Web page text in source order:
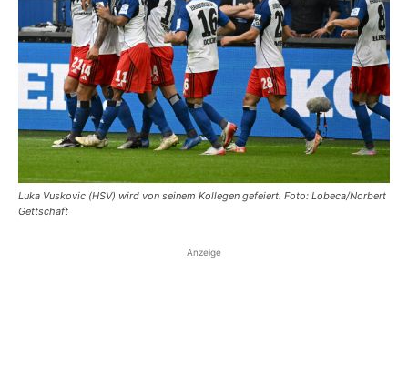
Luka Vuskovic (HSV) wird von seinem Kollegen gefeiert. Foto: Lobeca/Norbert
Gettschaft
Anzeige